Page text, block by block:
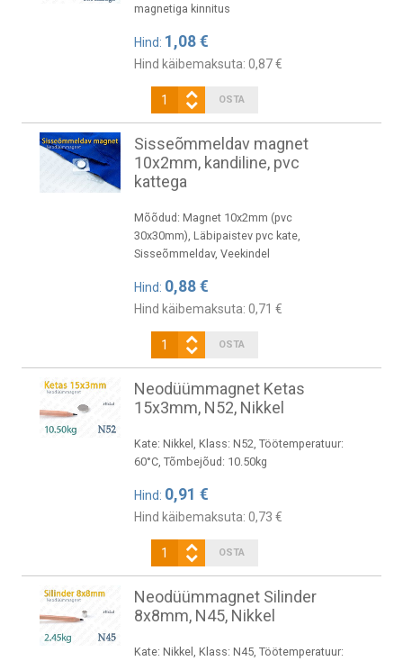
magnetiga kinnitus
Hind: 1,08 €
Hind käibemaksuta: 0,87 €
Sisseõmmeldav magnet
10x2mm, kandiline, pvc
kattega
Mõõdud: Magnet 10x2mm (pvc
30x30mm), Läbipaistev pvc kate,
Sisseõmmeldav, Veekindel
Hind: 0,88 €
Hind käibemaksuta: 0,71 €
Neodüümmagnet Ketas
15x3mm, N52, Nikkel
Kate: Nikkel, Klass: N52, Töötemperatuur:
60°C, Tõmbejõud: 10.50kg
Hind: 0,91 €
Hind käibemaksuta: 0,73 €
Neodüümmagnet Silinder
8x8mm, N45, Nikkel
Kate: Nikkel, Klass: N45, Töötemperatuur: